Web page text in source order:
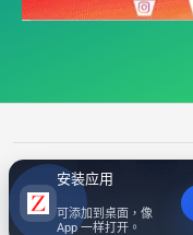
安装应用
可添加到桌面，像
App 一样打开。